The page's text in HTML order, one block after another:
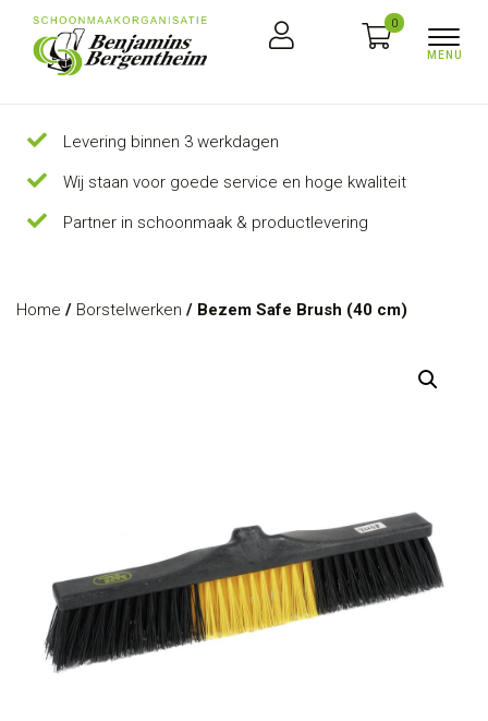
0
Levering binnen 3 werkdagen
Wij staan voor goede service en hoge kwaliteit
Partner in schoonmaak & productlevering
Home / Borstelwerken / Bezem Safe Brush (40 cm)